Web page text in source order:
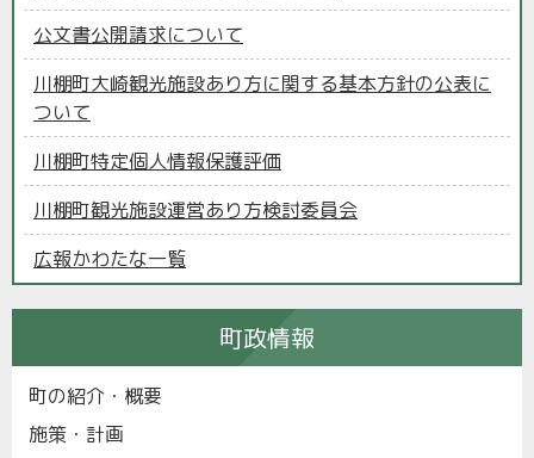
公文書公開請求について
川棚町大崎観光施設あり方に関する基本方針の公表に
ついて
川棚町特定個人情報保護評価
川棚町観光施設運営あり方検討委員会
広報かわたな一覧
町政情報
町の紹介・概要
施策・計画